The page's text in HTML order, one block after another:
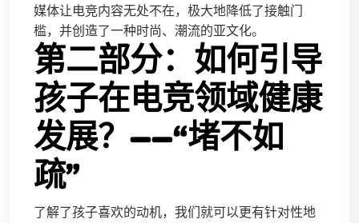
媒体让电竞内容无处不在，极大地降低了接触门
槛，并创造了一种时尚、潮流的亚文化。
第二部分：如何引导
孩子在电竞领域健康
发展？——“堵不如
疏”
了解了孩子喜欢的动机，我们就可以更有针对性地